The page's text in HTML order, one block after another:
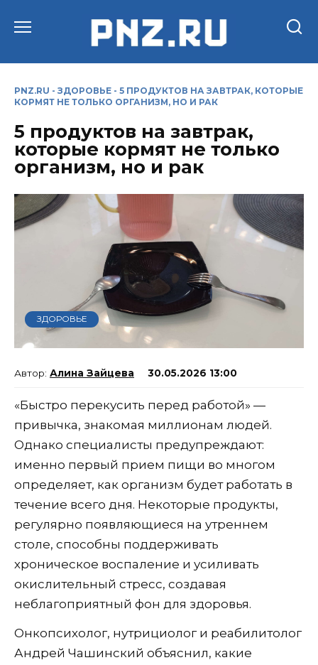
PNZ.RU - ЗДОРОВЬЕ - 5 ПРОДУКТОВ НА ЗАВТРАК, КОТОРЫЕ
КОРМЯТ НЕ ТОЛЬКО ОРГАНИЗМ, НО И РАК
5 продуктов на завтрак,
которые кормят не только
организм, но и рак
ЗДОРОВЬЕ
Алина Зайцева 30.05.2026 13:00
«Быстро перекусить перед работой» —
привычка, знакомая миллионам людей.
Однако специалисты предупреждают:
именно первый прием пищи во многом
определяет, как организм будет работать в
течение всего дня. Некоторые продукты,
регулярно появляющиеся на утреннем
столе, способны поддерживать
хроническое воспаление и усиливать
окислительный стресс, создавая
неблагоприятный фон для здоровья.
Онкопсихолог, нутрициолог и реабилитолог
Андрей Чашинский объяснил, какие